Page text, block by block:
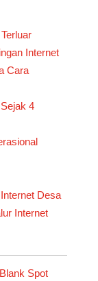
Internet
Cara
4
Desa
Internet
Spot